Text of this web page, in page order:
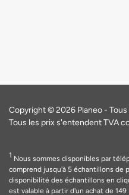
Copyright © 2026 Planeo -
Tous les prix s'entendent TVA
1 Nous sommes disponibles par
comprend jusqu'à 5 échantillons
disponibilité des échantillons en
est valable à partir d'un achat de 149